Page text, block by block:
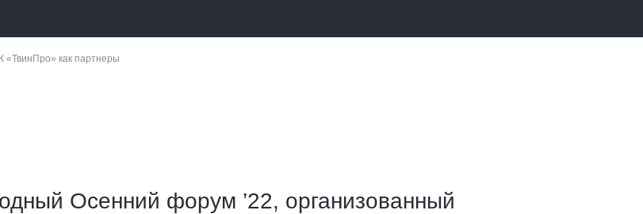
как партнеры
Осенний форум ’22, организованный